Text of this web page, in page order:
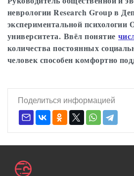
неврологии Research Group в
экспериментальной психологии
университета. Ввёл понятие
количества постоянных
человек способен комфортно
Поделиться информацией